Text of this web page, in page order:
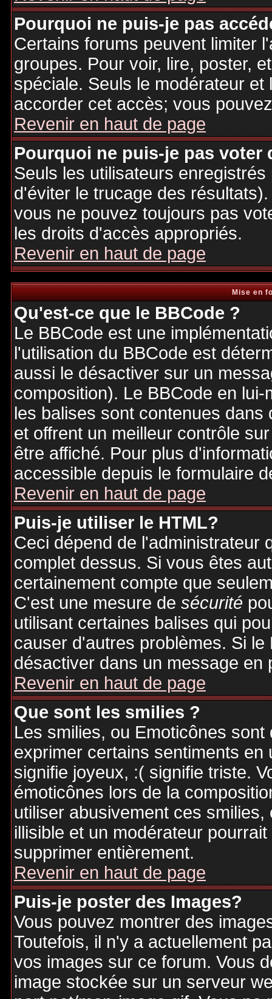
Pourquoi ne puis-je pas
Certains forums peuvent limiter
groupes. Pour voir, lire, poster,
spéciale. Seuls le modérateur
accorder cet accès; vous
Revenir en haut de page
Pourquoi ne puis-je pas voter
Seuls les utilisateurs
d'éviter le trucage des
vous ne pouvez toujours pas
les droits d'accès appropriés.
Revenir en haut de page
Mise en
Qu'est-ce que le BBCode ?
Le BBCode est une
l'utilisation du BBCode est
aussi le désactiver sur un
composition). Le BBCode en
les balises sont contenues
et offrent un meilleur contrôle
être affiché. Pour plus
accessible depuis le formulaire
Revenir en haut de page
Puis-je utiliser le HTML?
Ceci dépend de l'administrateur
complet dessus. Si vous êtes
certainement compte que
C'est une mesure desécurité
utilisant certaines balises qui
causer d'autres problèmes. Si
désactiver dans un message en
Revenir en haut de page
Que sont les smilies ?
Les smilies, ou Emoticônes
exprimer certains sentiments
signifie joyeux, :( signifie triste.
émoticônes lors de la
utiliser abusivement ces
illisible et un modérateur
supprimer entièrement.
Revenir en haut de page
Puis-je poster des Images?
Vous pouvez montrer des
Toutefois, il n'y a actuellement
vos images sur ce forum. Vous
image stockée sur un serveur